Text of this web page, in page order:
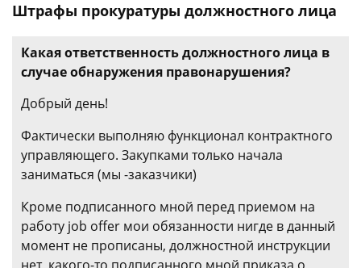
Штрафы прокуратуры должностного лица
Какая ответственность должностного лица в
случае обнаружения правонарушения?
Добрый день!
Фактически выполняю функционал контрактного
управляющего. Закупками только начала
заниматься (мы -заказчики)
Кроме подписанного мной перед приемом на
работу job offer мои обязанности нигде в данный
момент не прописаны, должностной инструкции